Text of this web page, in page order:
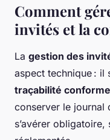
Comment
invités et la
La gestion des
aspect technique : il
traçabilité
conserver le journal
s’avérer